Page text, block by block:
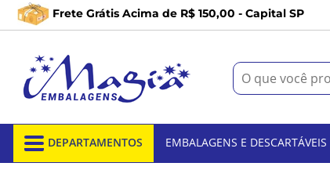
Frete Grátis Acima de R$ 150,00 - Capital SP
DEPARTAMENTOS EMBALAGENS E DESCARTÁVEIS